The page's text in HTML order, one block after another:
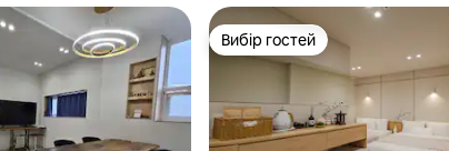
Вибір гостей
Вибір гостей